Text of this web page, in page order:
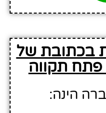
בכתובת של
פתח תקווה
הינה: